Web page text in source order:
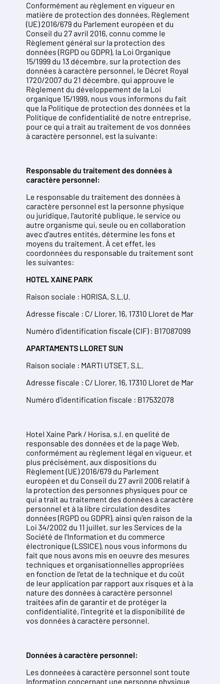
Conformément au règlement en vigueur en
matière de protection des données, Règlement
(UE) 2016/679 du Parlement européen et du
Conseil du 27 avril 2016, connu comme le
Règlement général sur la protection des
données (RGPD ou GDPR), la Loi Organique
15/1999 du 13 décembre, sur la protection des
données à caractère personnel, le Décret Royal
1720/2007 du 21 décembre, qui approuve le
Règlement du développement de la Loi
organique 15/1999, nous vous informons du fait
que la Politique de protection des données et la
Politique de confidentialité de notre entreprise,
pour ce qui a trait au traitement de vos données
à caractère personnel, est la suivante:
Responsable du traitement des données à
caractère personnel:
Le responsable du traitement des données à
caractère personnel est la personne physique
ou juridique, l'autorité publique, le service ou
autre organisme qui, seule ou en collaboration
avec d'autres entités, détermine les fons et
moyens du traitement. À cet effet, les
coordonnées du responsable du traitement sont
les suivantes:
HOTEL XAINE PARK
Raison sociale : HORISA, S.L.U.
Adresse fiscale : C/ Llorer, 16, 17310 Lloret de Mar
Numéro d'identification fiscale (CIF) : B17087099
APARTAMENTS LLORET SUN
Raison sociale : MARTI UTSET, S.L.
Adresse fiscale : C/ Llorer, 16, 17310 Lloret de Mar
Numéro d'identification fiscale : B17532078
Hotel Xaine Park / Horisa, s.l. en quelité de
responsable des données et de la page Web,
conformément au règlement légal en vigueur, et
plus précisément, aux dispositions du
Règlement (UE) 2016/679 du Parlement
européen et du Conseil du 27 avril 2006 relatif à
la protection des personnes physiques pour ce
qui a trait au traitement des données à caractère
personnel et à la libre circulation desdites
données (RGPD ou GDPR), ainsi qu'en raison de la
Loi 34/2002 du 11 juillet, sur les Services de la
Société de l'Information et du commerce
électronique (LSSICE), nous vous informons du
fait que nous avons mis en oeuvre des mesures
techniques et organisationnelles appropriées
en fonction de l'etat de la technique et du coût
de leur application par rapport aux risques et à la
nature des données à caractère personnel
traitées afin de garantir et de protéger la
confidentialité, l'integrité et la disponibilité de
vos données à caractère personnel.
Données à caractère personnel:
Les donneées à caractère personnel sont toute
Information concernant une personne physique